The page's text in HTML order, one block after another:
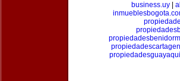
business.uy|